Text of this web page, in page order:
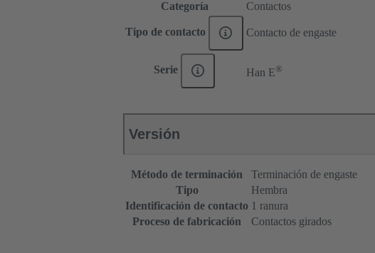
Categoría Contactos
Tipo de contacto Contacto de engaste
Serie Han E®
Versión
Método de terminación
Terminación de engaste
Tipo
Hembra
Identificación de contacto 1 ranura
Proceso de fabricación
Contactos girados